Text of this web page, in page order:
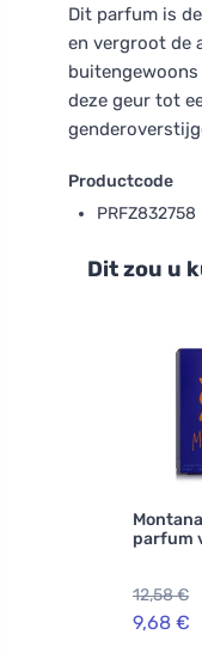
Dit parfum is
en vergroot de
deze geur tot
Productcode
PRFZ832758
Dit zou u
parfum
12,58 €
9,68 €